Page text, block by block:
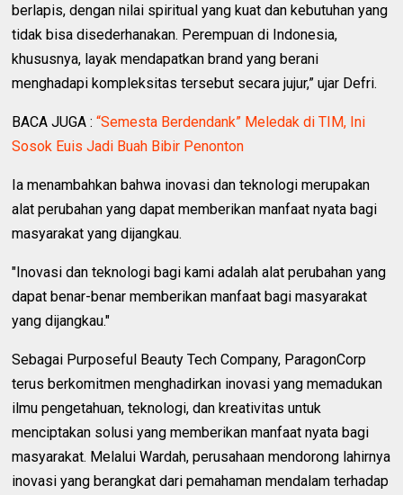
berlapis, dengan nilai spiritual yang kuat dan kebutuhan yang
tidak bisa disederhanakan. Perempuan di Indonesia,
khususnya, layak mendapatkan brand yang berani
menghadapi kompleksitas tersebut secara jujur,” ujar Defri.
BACA JUGA :“Semesta Berdendank” Meledak di TIM, Ini
Sosok Euis Jadi Buah Bibir Penonton
Ia menambahkan bahwa inovasi dan teknologi merupakan
alat perubahan yang dapat memberikan manfaat nyata bagi
masyarakat yang dijangkau.
"Inovasi dan teknologi bagi kami adalah alat perubahan yang
dapat benar-benar memberikan manfaat bagi masyarakat
yang dijangkau."
Sebagai Purposeful Beauty Tech Company, ParagonCorp
terus berkomitmen menghadirkan inovasi yang memadukan
ilmu pengetahuan, teknologi, dan kreativitas untuk
menciptakan solusi yang memberikan manfaat nyata bagi
masyarakat. Melalui Wardah, perusahaan mendorong lahirnya
inovasi yang berangkat dari pemahaman mendalam terhadap